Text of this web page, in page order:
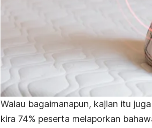
Walau bagaimanapun, kajian itu
kira 74% peserta melaporkan